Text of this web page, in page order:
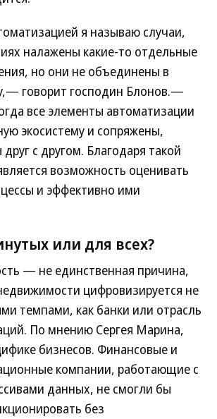
я называю случаи,
налажены какие-то отдельные
но они не объединены в
говорит господин Блонов.—
все элементы автоматизации
экосистему и сопряжены,
с другом. Благодаря такой
возможность оценивать
и эффективно ими
или для всех?
— не единственная причина,
цифровизируется не
темпами, как банки или отрасль
По мнению Сергея Марина,
бизнесов. Финансовые и
компании, работающие с
данных, не смогли бы
без